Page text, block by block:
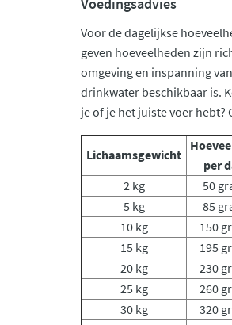
Voor de dagelijkse
geven hoeveelheden zijn
omgeving en inspanning
drinkwater beschikbaar is.
je of je het juiste voer hebt?
Lichaamsgewicht
per
2 kg
50
5 kg
85
10 kg
150
15 kg
195
20 kg
230
25 kg
260
30 kg
320